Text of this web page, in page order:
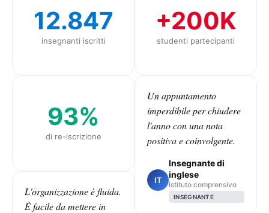
12.847
insegnanti iscritti
93%
di re-iscrizione
L'organizzazione è fluida.
È facile da mettere in
+200K
studenti partecipanti
Un appuntamento
imperdibile per chiudere
l'anno con una nota
positiva e coinvolgente.
IT
Insegnante di
inglese
Istituto comprensivo
INSEGNANTE